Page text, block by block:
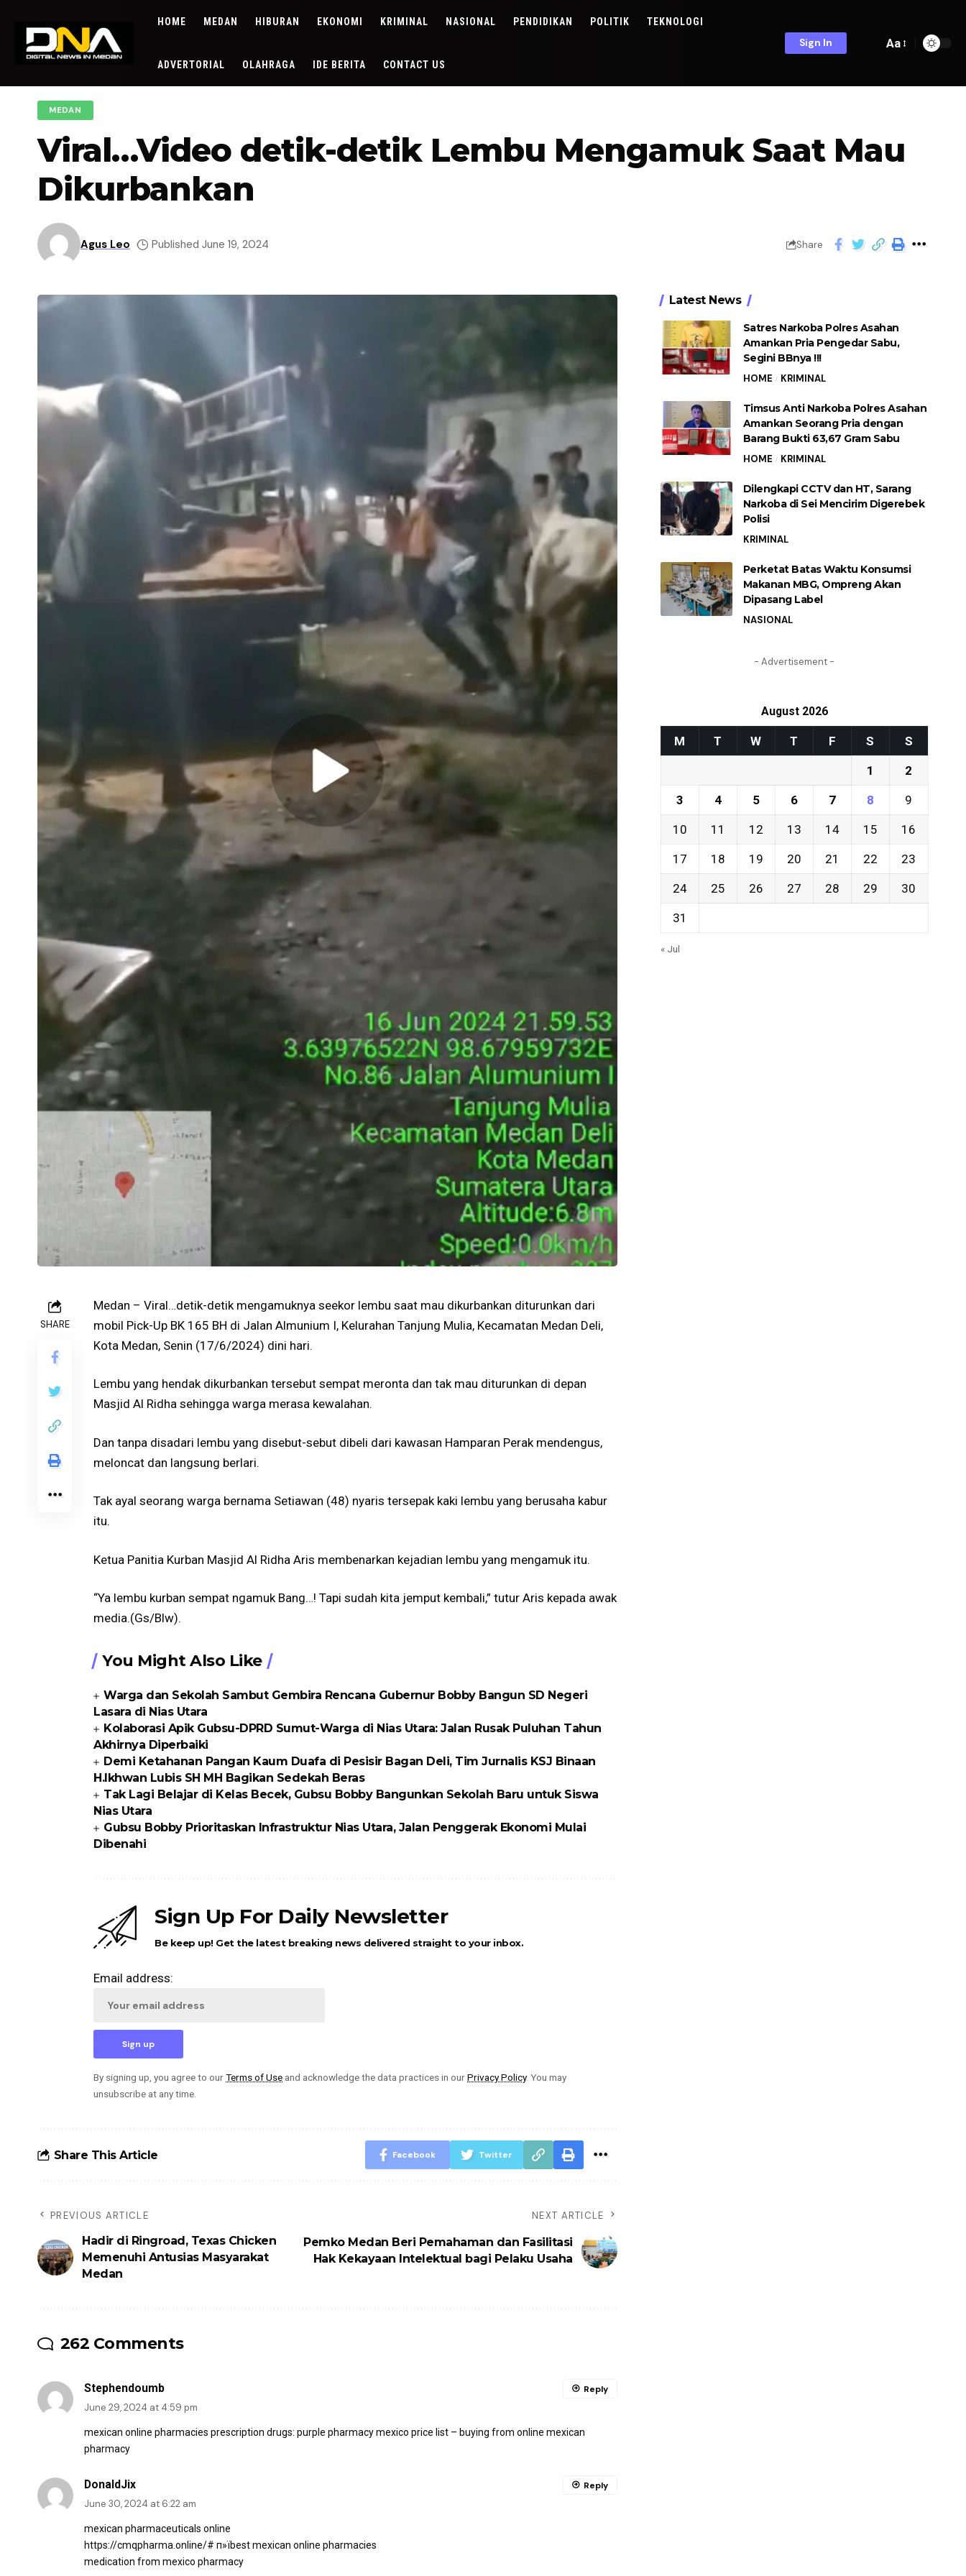
HOME MEDAN HIBURAN EKONOMI KRIMINAL NASIONAL PENDIDIKAN POLITIK TEKNOLOGI
ADVERTORIAL OLAHRAGA IDE BERITA CONTACT US
Sign In Aa
MEDAN
Viral…Video detik-detik Lembu Mengamuk Saat Mau
Dikurbankan
Agus Leo Published June 19, 2024 Share
SHARE
Medan – Viral…detik-detik mengamuknya seekor lembu saat mau dikurbankan diturunkan dari
mobil Pick-Up BK 165 BH di Jalan Almunium I, Kelurahan Tanjung Mulia, Kecamatan Medan Deli,
Kota Medan, Senin (17/6/2024) dini hari.
Lembu yang hendak dikurbankan tersebut sempat meronta dan tak mau diturunkan di depan
Masjid Al Ridha sehingga warga merasa kewalahan.
Dan tanpa disadari lembu yang disebut-sebut dibeli dari kawasan Hamparan Perak mendengus,
meloncat dan langsung berlari.
Tak ayal seorang warga bernama Setiawan (48) nyaris tersepak kaki lembu yang berusaha kabur
itu.
Ketua Panitia Kurban Masjid Al Ridha Aris membenarkan kejadian lembu yang mengamuk itu.
“Ya lembu kurban sempat ngamuk Bang…! Tapi sudah kita jemput kembali,” tutur Aris kepada awak
media.(Gs/Blw).
You Might Also Like
Warga dan Sekolah Sambut Gembira Rencana Gubernur Bobby Bangun SD Negeri
Lasara di Nias Utara
Kolaborasi Apik Gubsu-DPRD Sumut-Warga di Nias Utara: Jalan Rusak Puluhan Tahun
Akhirnya Diperbaiki
Demi Ketahanan Pangan Kaum Duafa di Pesisir Bagan Deli, Tim Jurnalis KSJ Binaan
H.Ikhwan Lubis SH MH Bagikan Sedekah Beras
Tak Lagi Belajar di Kelas Becek, Gubsu Bobby Bangunkan Sekolah Baru untuk Siswa
Nias Utara
Gubsu Bobby Prioritaskan Infrastruktur Nias Utara, Jalan Penggerak Ekonomi Mulai
Dibenahi
Sign Up For Daily Newsletter
Be keep up! Get the latest breaking news delivered straight to your inbox.
Email address:
By signing up, you agree to ourTerms of Use and acknowledge the data practices in ourPrivacy Policy. You may
unsubscribe at any time.
Share This Article Facebook Twitter
PREVIOUS ARTICLE
Hadir di Ringroad, Texas Chicken
Memenuhi Antusias Masyarakat
Medan
NEXT ARTICLE
Pemko Medan Beri Pemahaman dan Fasilitasi
Hak Kekayaan Intelektual bagi Pelaku Usaha
262 Comments
Stephendoumb
June 29, 2024 at 4:59 pm
mexican online pharmacies prescription drugs: purple pharmacy mexico price list – buying from online mexican
pharmacy
Reply
DonaldJix
June 30, 2024 at 6:22 am
mexican pharmaceuticals online
https://cmqpharma.online/# п»їbest mexican online pharmacies
medication from mexico pharmacy
Reply
Latest News
Satres Narkoba Polres Asahan
Amankan Pria Pengedar Sabu,
Segini BBnya !!!
HOME KRIMINAL
Timsus Anti Narkoba Polres Asahan
Amankan Seorang Pria dengan
Barang Bukti 63,67 Gram Sabu
HOME KRIMINAL
Dilengkapi CCTV dan HT, Sarang
Narkoba di Sei Mencirim Digerebek
Polisi
KRIMINAL
Perketat Batas Waktu Konsumsi
Makanan MBG, Ompreng Akan
Dipasang Label
NASIONAL
- Advertisement -
August 2026
M T W T F S S
1 2
3 4 5 6 7 8 9
10 11 12 13 14 15 16
17 18 19 20 21 22 23
24 25 26 27 28 29 30
31
« Jul